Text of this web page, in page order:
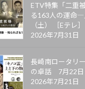
ETV特集「二重
る163人の運命
（土） ［Eテレ
2026年7月31日
長崎南ロータリ
の卓話 7月22日
2026年7月21日